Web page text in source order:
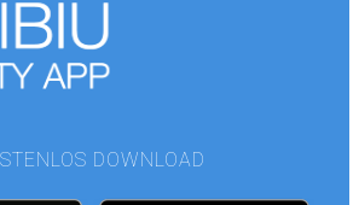
DOWNLOAD